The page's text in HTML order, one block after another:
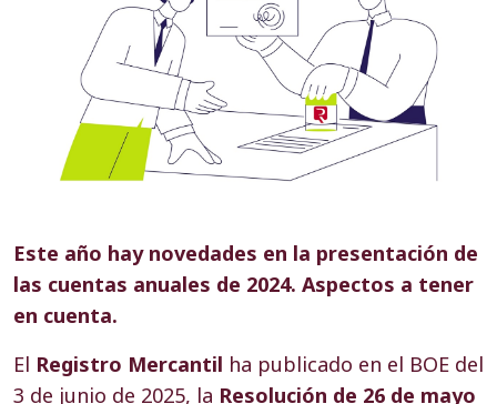
Este año hay novedades en la presentación de
las cuentas anuales de 2024. Aspectos a tener
en cuenta.
El Registro Mercantil ha publicado en el BOE del
3 de junio de 2025, la Resolución de 26 de mayo